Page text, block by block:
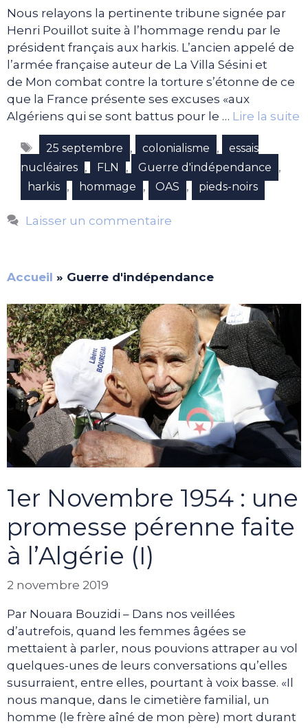
Nous relayons la pertinente tribune signée par
Henri Pouillot suite à l’hommage rendu par le
président français aux harkis. L’ancien appelé de
l’armée française auteur de La Villa Sésini et
de Mon combat contre la torture s’étonne de ce
que la France présente ses excuses «aux
Algériens qui se sont battus pour le … Lire la suite
Étiquettes
25 septembre , colonialisme ,
essais
nucléaires , FLN , Guerre d'indépendance ,
harkis , hommage , OAS , pieds-noirs
Laisser un commentaire
Accueil » Guerre d'indépendance
1er Novembre 1954 : une
promesse pérenne faite
à l’Algérie (I)
2 novembre 2019
Par Nouara Bouzidi – Dans nos veillées
d’autrefois, quand les femmes âgées se
mettaient à parler, nous pouvions attraper au vol
quelques-unes de leurs conversations qu’elles
susurraient, entre elles, pourtant à voix basse. «Il
nous manque, dans le cimetière familial, un
homme (le frère aîné de mon père) mort durant